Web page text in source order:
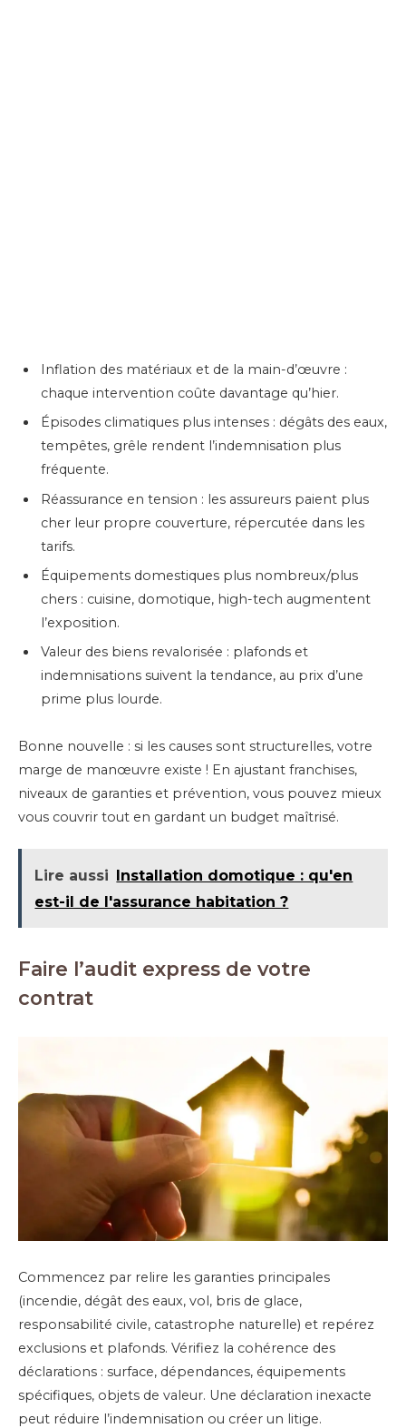
Inflation des matériaux et de la main-d’œuvre :
chaque intervention coûte davantage qu’hier.
Épisodes climatiques plus intenses : dégâts des eaux,
tempêtes, grêle rendent l’indemnisation plus
fréquente.
Réassurance en tension : les assureurs paient plus
cher leur propre couverture, répercutée dans les
tarifs.
Équipements domestiques plus nombreux/plus
chers : cuisine, domotique, high-tech augmentent
l’exposition.
Valeur des biens revalorisée : plafonds et
indemnisations suivent la tendance, au prix d’une
prime plus lourde.
Bonne nouvelle : si les causes sont structurelles, votre
marge de manœuvre existe ! En ajustant franchises,
niveaux de garanties et prévention, vous pouvez mieux
vous couvrir tout en gardant un budget maîtrisé.
Lire aussi Installation domotique : qu'en
est-il de l'assurance habitation ?
Faire l’audit express de votre
contrat
Commencez par relire les garanties principales
(incendie, dégât des eaux, vol, bris de glace,
responsabilité civile, catastrophe naturelle) et repérez
exclusions et plafonds. Vérifiez la cohérence des
déclarations : surface, dépendances, équipements
spécifiques, objets de valeur. Une déclaration inexacte
peut réduire l’indemnisation ou créer un litige.